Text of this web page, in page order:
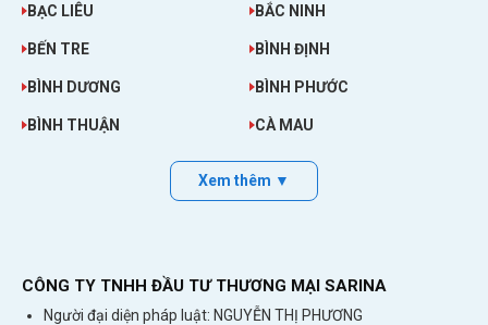
USB 3G Viettel D6601 21.6Mbps bảo hành chính
hãng 12 tháng
Bài viết liên quan
Bộ Phát Wifi 3g Cho iPad, Máy Tính Bảng, Nhà
Hiện Nay
BẠC LIÊU BẮC NINH
BẾN TRE BÌNH ĐỊNH
BÌNH DƯƠNG BÌNH PHƯỚC
BÌNH THUẬN CÀ MAU
Xem thêm ▼
CÔNG TY TNHH ĐẦU TƯ THƯƠNG MẠI SARINA
Người đại diện pháp luật: NGUYỄN THỊ PHƯƠNG